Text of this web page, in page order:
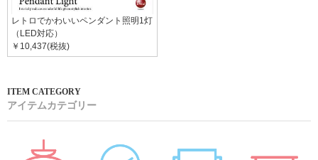
レトロでかわいいペンダント照明1灯
（LED対応）
￥10,437(税抜)
アイテムカテゴリー